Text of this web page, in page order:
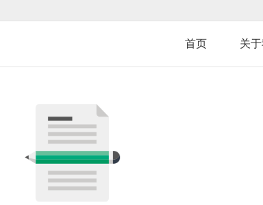
to
首页 关